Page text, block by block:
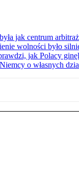
jak centrum
wolności było
jak Polacy
o własnych